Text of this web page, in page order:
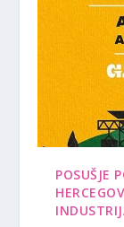
POSUŠJE